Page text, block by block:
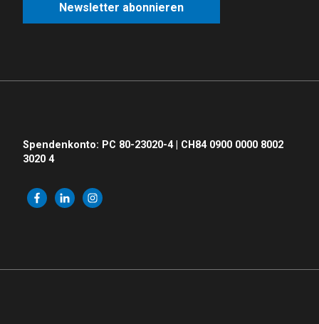
Newsletter abonnieren
Spendenkonto: PC 80-23020-4 | CH84 0900 0000 8002
3020 4